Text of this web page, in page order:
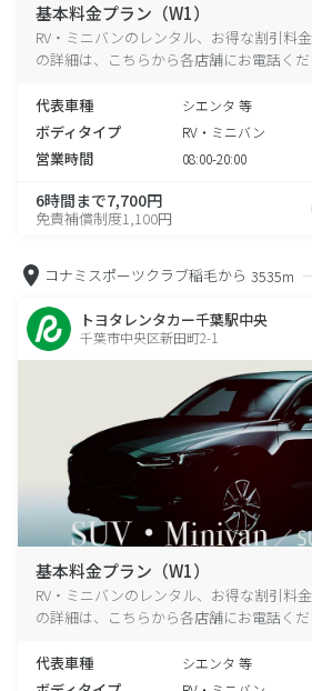
基本料金プラン（W1）
RV・ミニバンのレンタル、お得な割引料
の詳細は、こちらから各店舗にお電話くだ
代表車種 シエンタ 等
ボディタイプ RV・ミニバン
営業時間 08:00-20:00
6時間まで7,700円
免責補償制度1,100円
コナミスポーツクラブ稲毛から 3535m
トヨタレンタカー千葉駅中央
千葉市中央区新田町2-1
基本料金プラン（W1）
RV・ミニバンのレンタル、お得な割引料
の詳細は、こちらから各店舗にお電話くだ
代表車種 シエンタ 等